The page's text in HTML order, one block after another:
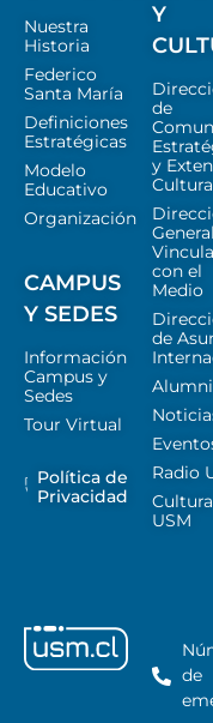
Nuestra
Historia
Federico
Santa María
Definiciones
Estratégicas
Modelo
Educativo
Organización
CAMPUS
Y SEDES
Información
Campus y
Sedes
Tour Virtual
Política de
Privacidad
Y
de
y
con el
Medio
de
Alumni
Radio
Cultura
USM
de